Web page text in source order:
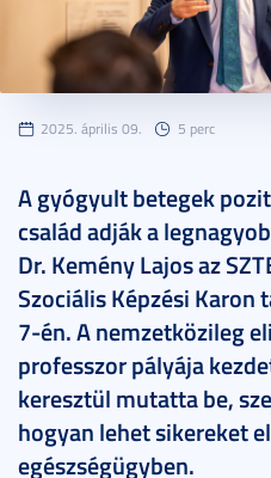
2025. április 09. 5 perc
A gyógyult betegek
család adják a
Dr. Kemény Lajos az
Szociális Képzési
7-én. A nemzetközileg
professzor pályája
keresztül mutatta be,
hogyan lehet sikereket
egészségügyben.